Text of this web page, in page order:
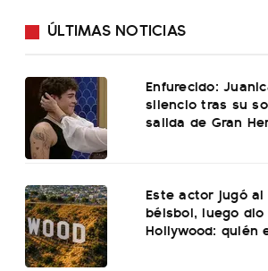
ÚLTIMAS NOTICIAS
Enfurecido:
silencio tras su
salida de Gran
Este actor jugó
béisbol, luego
Hollywood: quién